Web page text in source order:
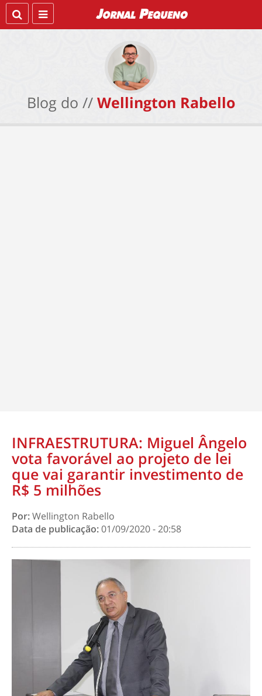
Blog do // Wellington Rabello
INFRAESTRUTURA: Miguel Ângelo
vota favorável ao projeto de lei
que vai garantir investimento de
R$ 5 milhões
Por:Wellington Rabello
Data de publicação:01/09/2020 - 20:58